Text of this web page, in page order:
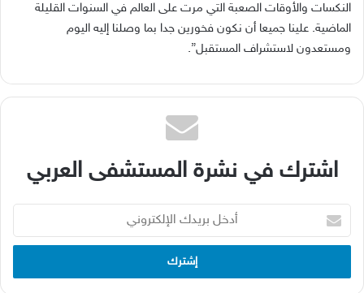
النكسات والأوقات الصعبة التي مرت على العالم في السنوات القليلة
الماضية. علينا جميعا أن نكون فخورين جدا بما وصلنا إليه اليوم
ومستعدون لاستشراف المستقبل”.
اشترك في نشرة المستشفى العربي
بريدك
الإلكتروني